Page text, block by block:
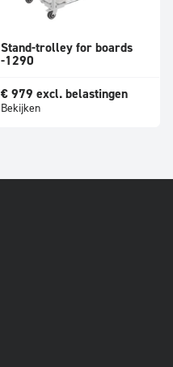
Stand-trolley for boards
-1290
€ 979 excl. belastingen
Bekijken